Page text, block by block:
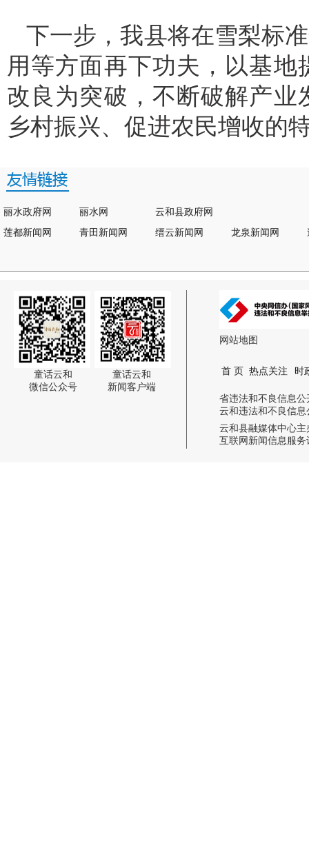
下一步，我县将在雪梨标
用等方面再下功夫，以基
改良为突破，不断破解产
乡村振兴、促进农民增收的
丽水政府网 丽水网
云和县政府网
莲都新闻网
青田新闻网 缙云新闻网 龙泉新闻网
童话云和
微信公众号
童话云和
新闻客户端
网站地图
首 页 热点关注 时
省违法和不良信息公
云和违法和不良信息
云和县融媒体中心
互联网新闻信息服务